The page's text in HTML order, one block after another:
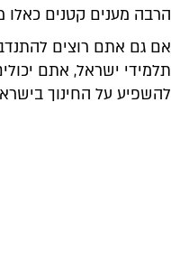
הרבה מענים קטנים
אם גם אתם רוצים
תלמידי ישראל, אתם
להשפיע על החינוך